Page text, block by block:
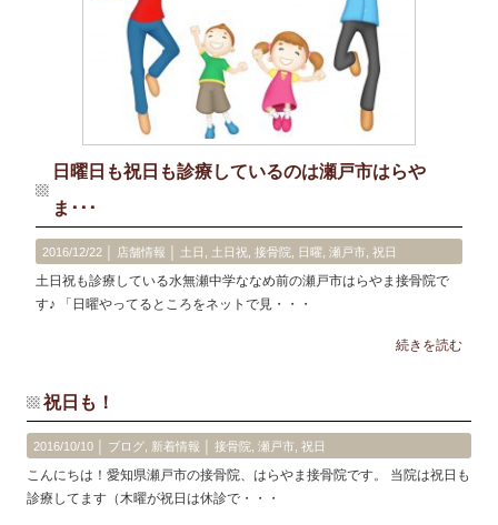
日曜日も祝日も診療しているのは瀬戸市はらや
ま･･･
2016/12/22 │ 店舗情報 土日 土日祝 ,接骨院 日曜 ,瀬戸市 ,祝日
土日祝も診療している水無瀬中学ななめ前の瀬戸市はらやま接骨院で
す♪ 「日曜やってるところをネットで見・・・
続きを読む
祝日も！
2016/10/10 │ ブログ, 新着情報 接骨院 瀬戸市 祝日
こんにちは！愛知県瀬戸市の接骨院、はらやま接骨院です。 当院は祝日も
診療してます（木曜が祝日は休診で・・・